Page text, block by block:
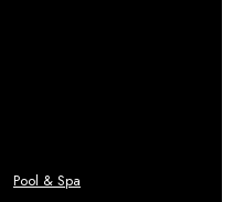
Pool & Spa